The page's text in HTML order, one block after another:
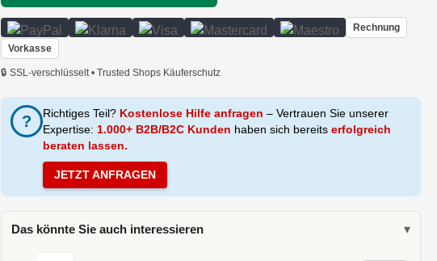
Rechnung
Vorkasse
🔒 SSL-verschlüsselt • Trusted Shops Käuferschutz
? Richtiges Teil? Kostenlose Hilfe anfragen – Vertrauen Sie unserer
Expertise: 1.000+ B2B/B2C Kunden haben sich bereits erfolgreich
beraten lassen.
JETZT ANFRAGEN
Das könnte Sie auch interessieren ▾